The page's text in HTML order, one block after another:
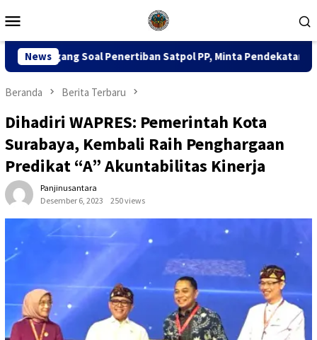
ke
Mobile
NewsSatpol PP, Minta Pendekatan Humanis Dua
Beranda Berita Terbaru
Dihadiri WAPRES: Pemerintah Kota
Surabaya, Kembali Raih Penghargaan
Predikat “A” Akuntabilitas Kinerja
Panjinusantara
Desember 6, 2023
250 views